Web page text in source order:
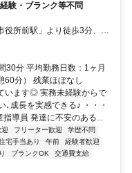
験・ブランク等不問
役所前駅」より徒歩3分、京
30分 平均勤務日数：1ヶ月
60分） 残業ほぼなし
います◎ 実務未経験からで
､成長を実感できる♪ ・・・
発達に不安のある...
フリーター歓迎
学歴不問
宅手当あり 午前
経験者歓迎
ブランクOK
交通費支給